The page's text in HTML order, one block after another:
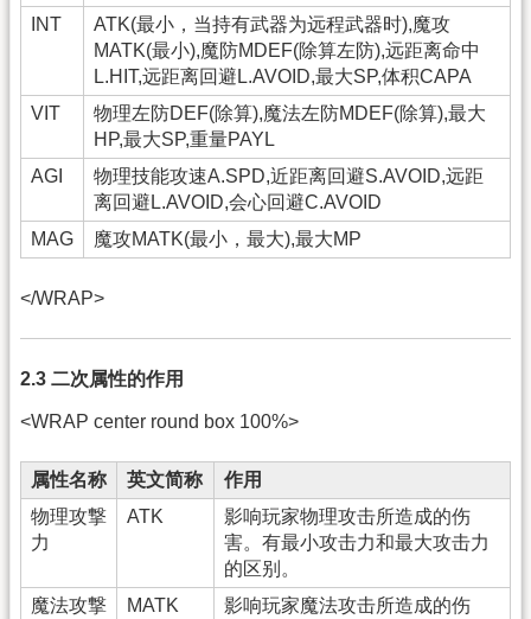
INT
ATK(最小，当持有武器为远程武器时),魔攻
MATK(最小),魔防MDEF(除算左防),远距离命中
L.HIT,远距离回避L.AVOID,最大SP,体积CAPA
VIT
物理左防DEF(除算),魔法左防MDEF(除算),最大
HP,最大SP,重量PAYL
AGI
物理技能攻速A.SPD,近距离回避S.AVOID,远距
离回避L.AVOID,会心回避C.AVOID
MAG
魔攻MATK(最小，最大),最大MP
</WRAP>
2.3 二次属性的作用
<WRAP center round box 100%>
属性名称 英文简称
作用
物理攻撃
力
ATK
影响玩家物理攻击所造成的伤
害。有最小攻击力和最大攻击力
的区别。
魔法攻撃
MATK
影响玩家魔法攻击所造成的伤